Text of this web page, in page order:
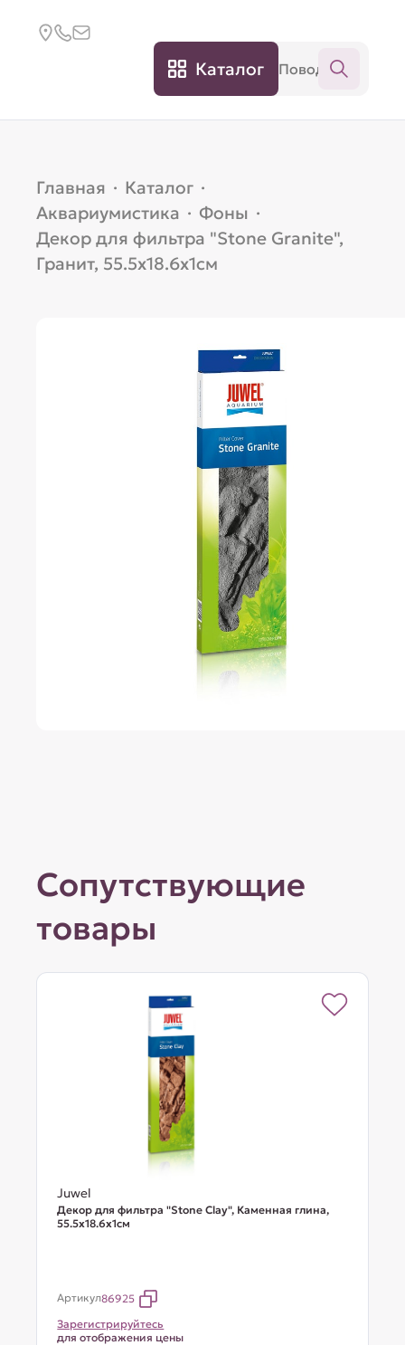
Каталог
Главная · Каталог ·
Аквариумистика · Фоны ·
Декор для фильтра "Stone Granite",
Гранит, 55.5х18.6х1см
Сопутствующие
товары
Juwel
Декор для фильтра "Stone Clay", Каменная глина,
55.5х18.6х1см
Артикул86925
Зарегистрируйтесь
для отображения цены